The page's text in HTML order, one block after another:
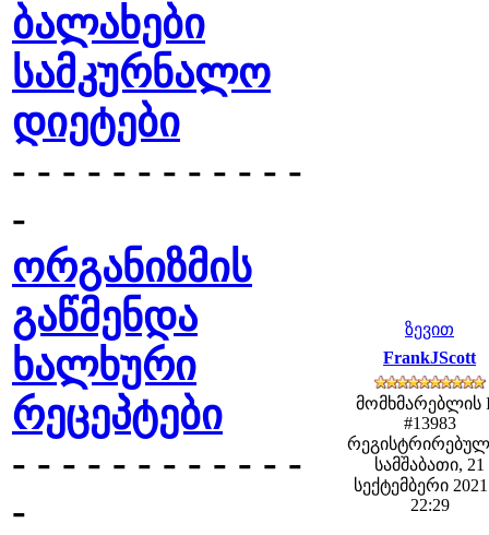
ბალახები
სამკურნალო
დიეტები
- - - - - - - - - - - -
-
ორგანიზმის
გაწმენდა
ხალხური
რეცეპტები
- - - - - - - - - - - -
-
ზევით
FrankJScott
მომხმარებლის
#13983
სამშაბათი, 21
სექტემბერი
22:29